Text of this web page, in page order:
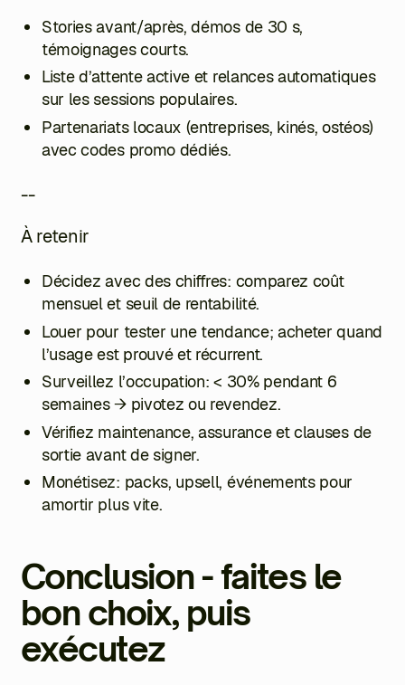
Stories avant/après, démos de 30 s,
témoignages courts.
Liste d’attente active et relances automatiques
sur les sessions populaires.
Partenariats locaux (entreprises, kinés, ostéos)
avec codes promo dédiés.
--
À retenir
Décidez avec des chiffres: comparez coût
mensuel et seuil de rentabilité.
Louer pour tester une tendance; acheter quand
l’usage est prouvé et récurrent.
Surveillez l’occupation: < 30% pendant 6
semaines → pivotez ou revendez.
Vérifiez maintenance, assurance et clauses de
sortie avant de signer.
Monétisez: packs, upsell, événements pour
amortir plus vite.
Conclusion - faites le
bon choix, puis
exécutez